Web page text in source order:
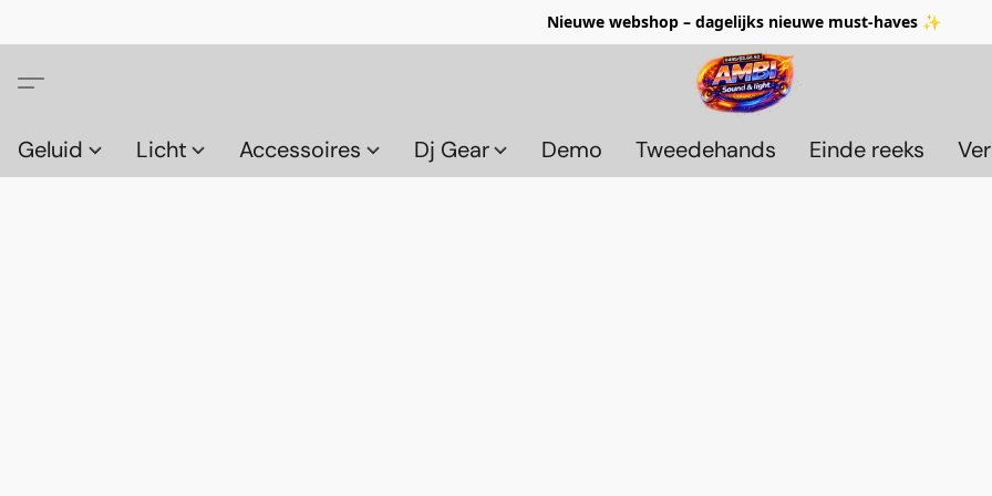
Nieuwe webshop – dagelijks nieuwe must-haves ✨
Geluid Licht Accessoires Dj Gear Demo Tweedehands Einde reeks